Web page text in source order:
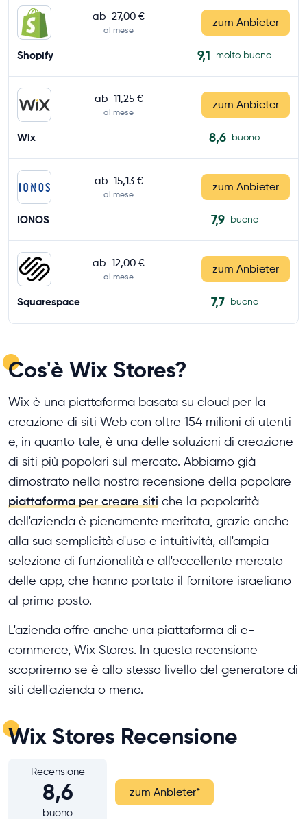
ab 27,00 €
al mese
zum Anbieter
Shopify 9,1 molto buono
ab 11,25 €
al mese
zum Anbieter
Wix 8,6 buono
ab 15,13 €
al mese
zum Anbieter
IONOS 7,9 buono
ab 12,00 €
al mese
zum Anbieter
Squarespace 7,7 buono
Cos'è Wix Stores?
Wix è una piattaforma basata su cloud per la
creazione di siti Web con oltre 154 milioni di utenti
e, in quanto tale, è una delle soluzioni di creazione
di siti più popolari sul mercato. Abbiamo già
dimostrato nella nostra recensione della popolare
piattaforma per creare siti che la popolarità
dell'azienda è pienamente meritata, grazie anche
alla sua semplicità d'uso e intuitività, all'ampia
selezione di funzionalità e all'eccellente mercato
delle app, che hanno portato il fornitore israeliano
al primo posto.
L'azienda offre anche una piattaforma di e-
commerce, Wix Stores. In questa recensione
scopriremo se è allo stesso livello del generatore di
siti dell'azienda o meno.
Wix Stores Recensione
Recensione
8,6
buono
zum Anbieter*